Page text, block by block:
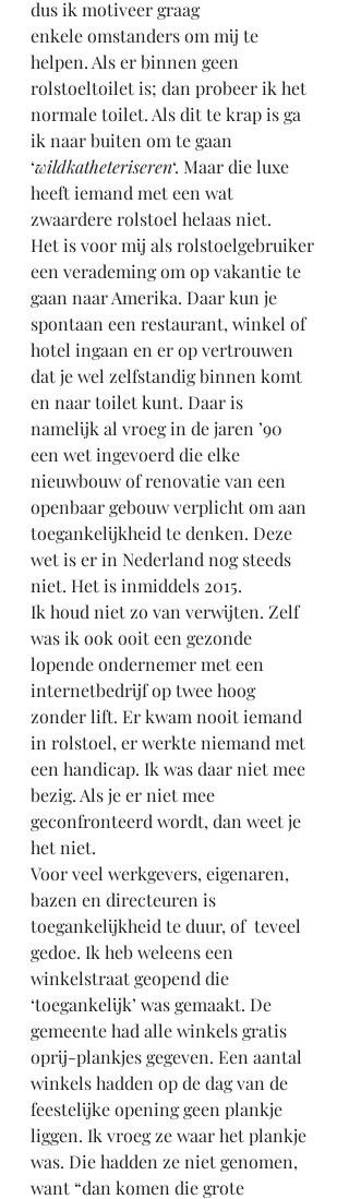
dus ik motiveer graag
enkele omstanders om mij te
helpen. Als er binnen geen
rolstoeltoilet is; dan probeer ik het
normale toilet. Als dit te krap is ga
ik naar buiten om te gaan
‘wildkatheteriseren‘. Maar die luxe
heeft iemand met een wat
zwaardere rolstoel helaas niet.
Het is voor mij als rolstoelgebruiker
een verademing om op vakantie te
gaan naar Amerika. Daar kun je
spontaan een restaurant, winkel of
hotel ingaan en er op vertrouwen
dat je wel zelfstandig binnen komt
en naar toilet kunt. Daar is
namelijk al vroeg in de jaren ’90
een wet ingevoerd die elke
nieuwbouw of renovatie van een
openbaar gebouw verplicht om aan
toegankelijkheid te denken. Deze
wet is er in Nederland nog steeds
niet. Het is inmiddels 2015.
Ik houd niet zo van verwijten. Zelf
was ik ook ooit een gezonde
lopende ondernemer met een
internetbedrijf op twee hoog
zonder lift. Er kwam nooit iemand
in rolstoel, er werkte niemand met
een handicap. Ik was daar niet mee
bezig. Als je er niet mee
geconfronteerd wordt, dan weet je
het niet.
Voor veel werkgevers, eigenaren,
bazen en directeuren is
toegankelijkheid te duur, of  teveel
gedoe. Ik heb weleens een
winkelstraat geopend die
‘toegankelijk’ was gemaakt. De
gemeente had alle winkels gratis
oprij-plankjes gegeven. Een aantal
winkels hadden op de dag van de
feestelijke opening geen plankje
liggen. Ik vroeg ze waar het plankje
was. Die hadden ze niet genomen,
want “dan komen die grote